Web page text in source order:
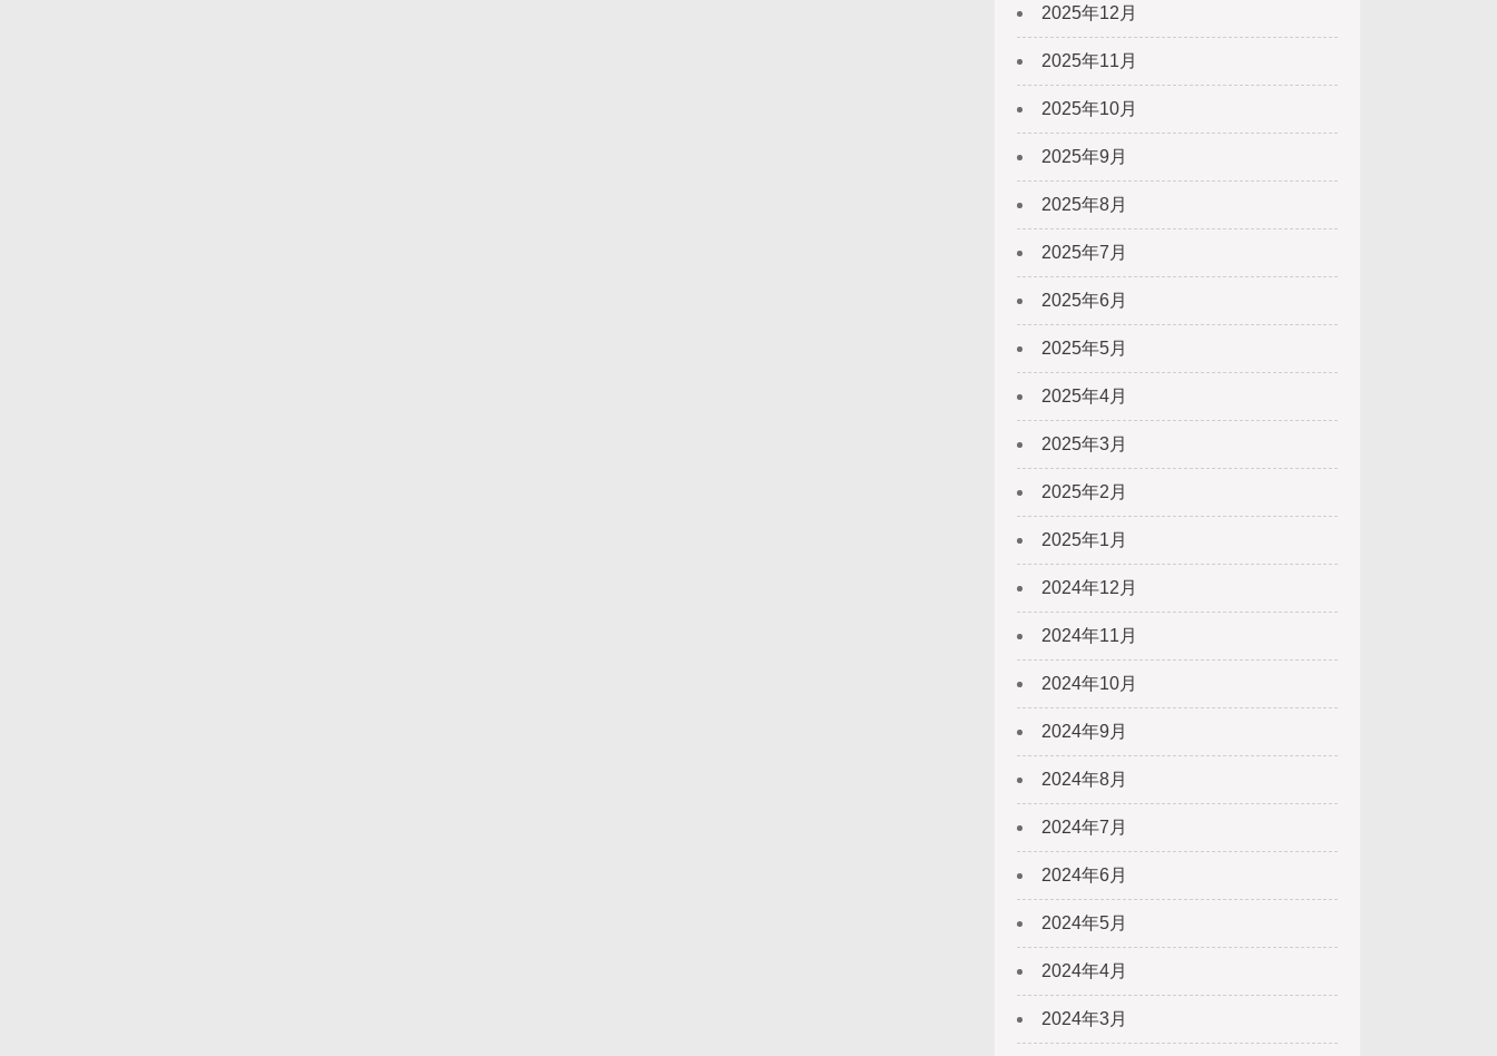
2025年12月
2025年11月
2025年10月
2025年9月
2025年8月
2025年7月
2025年6月
2025年5月
2025年4月
2025年3月
2025年2月
2025年1月
2024年12月
2024年11月
2024年10月
2024年9月
2024年8月
2024年7月
2024年6月
2024年5月
2024年4月
2024年3月